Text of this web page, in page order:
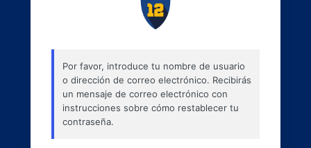
Por favor, introduce tu nombre de usuario
o dirección de correo electrónico. Recibirás
un mensaje de correo electrónico con
instrucciones sobre cómo restablecer tu
contraseña.